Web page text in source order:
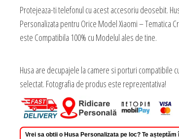
Protejeaza-ti telefonul cu acest accesoriu deosebit.
Personalizata pentru Orice Model Xiaomi – Tematica
este Compatibila 100% cu Modelul ales de tine.
Husa are decupajele la camere si porturi compatibile
selectat. Fotografia de produs este reprezentativa!
Vrei sa obtii o Husa Personalizata pe loc? Te așteptăm